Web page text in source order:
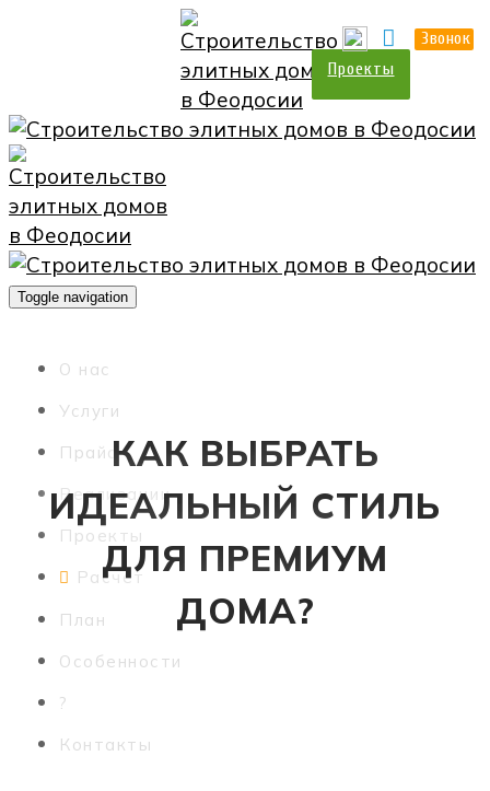
Проекты
Звонок
Toggle navigation
О нас
Услуги
Прайс
Реализации
Проекты
Расчет
План
Особенности
?
Контакты
КАК ВЫБРАТЬ
ИДЕАЛЬНЫЙ СТИЛЬ
ДЛЯ ПРЕМИУМ
ДОМА?